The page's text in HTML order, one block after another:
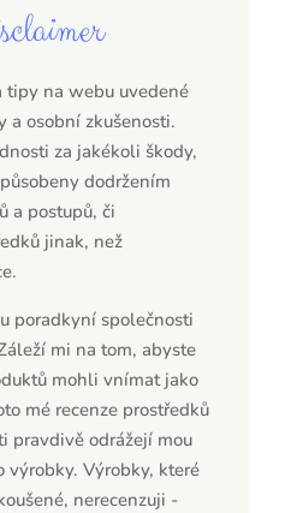
tipy na webu uvedené
a osobní zkušenosti.
za jakékoli škody,
dodržením
a postupů, či
jinak, než
poradkyní společnosti
mi na tom, abyste
mohli vnímat jako
mé recenze prostředků
pravdivě odrážejí mou
výrobky. Výrobky, které
nerecenzuji -